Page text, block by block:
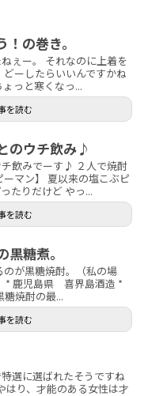
の巻き。
ぇー。 それなのに上着を
ーしたらいいんですかね
っと寒くなっ...
を読む
のウチ飲み♪
飲みでーす♪ ２人で焼酎
マン】 夏以来の塩こぶピ
たりだけど やっ...
を読む
糖煮。
が黒糖焼酎。（私の場
* 鹿児島県 喜界島酒造 *
焼酎の最...
を読む
選に選ばれたそうですね
り、才能のある女性は才